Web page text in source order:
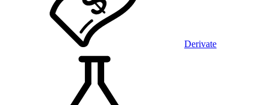
Derivate